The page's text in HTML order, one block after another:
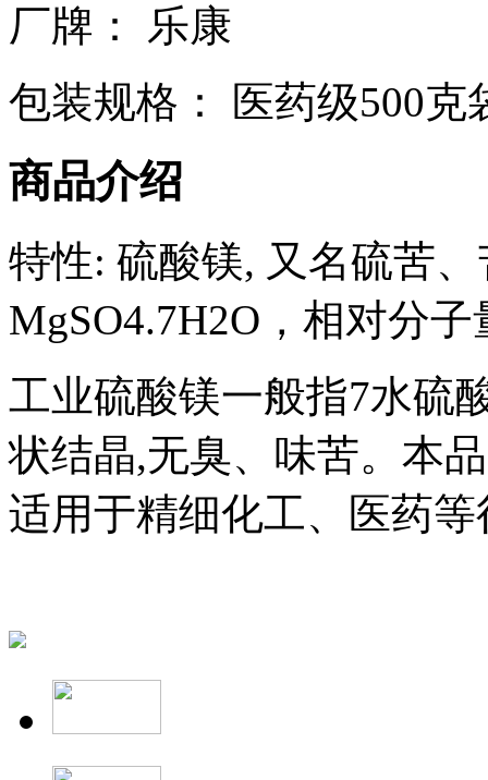
厂牌： 乐康
包装规格： 医药级500克
商品介绍
特性: 硫酸镁, 又名硫苦
MgSO4.7H2O，相对分
工业硫酸镁一般指7水硫
状结晶,无臭、味苦。本
适用于精细化工、医药等